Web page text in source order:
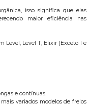
isso significa que elas
maior eficiência nas
Level, Level T, Elixir (Exceto 1 e
e contínuas.
variados modelos de freios